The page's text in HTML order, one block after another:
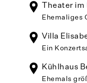
Theater im
Ehemaliges
Villa
Ein
Kühlhaus
Ehemals